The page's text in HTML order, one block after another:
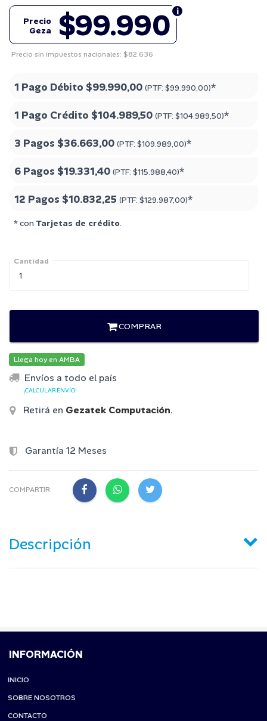
$99.990
Precio
Geza
Precio sin impuestos nacionales: $82.636
1 Pago Débito $99.990,00 (PTF: $99.990,00)*
1 Pago Crédito $104.989,50 (PTF: $104.989,50)*
3 Pagos $36.663,00 (PTF: $109.989,00)*
6 Pagos $19.331,40 (PTF: $115.988,40)*
12 Pagos $10.832,25 (PTF: $129.987,00)*
* con Tarjetas de crédito.
Cantidad
COMPRAR
Llega hoy en AMBA
Envíos a todo el país
¡CALCULAR ENVÍO!
Retirá en Gezatek Computación.
Garantía 12 Meses
COMPARTIR:
Descripción
INFORMACIÓN
INICIO
SOBRE NOSOTROS
CONTACTO